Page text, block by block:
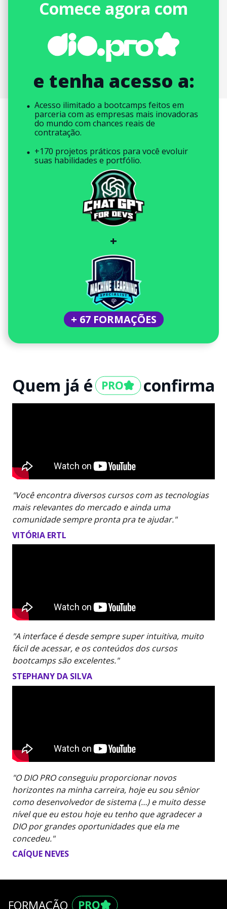
Comece agora com
e tenha acesso a:
Acesso ilimitado a bootcamps feitos em
parceria com as empresas mais inovadoras
do mundo com chances reais de
contratação.
+170 projetos práticos para você evoluir
suas habilidades e portfólio.
+
+ 67 FORMAÇÕES
Quem já é confirma
"Você encontra diversos cursos com as tecnologias
mais relevantes do mercado e ainda uma
comunidade sempre pronta pra te ajudar."
VITÓRIA ERTL
"A interface é desde sempre super intuitiva, muito
fácil de acessar, e os conteúdos dos cursos
bootcamps são excelentes."
STEPHANY DA SILVA
"O DIO PRO conseguiu proporcionar novos
horizontes na minha carreira, hoje eu sou sênior
como desenvolvedor de sistema (…) e muito desse
nível que eu estou hoje eu tenho que agradecer a
DIO por grandes oportunidades que ela me
concedeu."
CAÍQUE NEVES
FORMAÇÃO